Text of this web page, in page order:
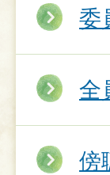
委
全
傍